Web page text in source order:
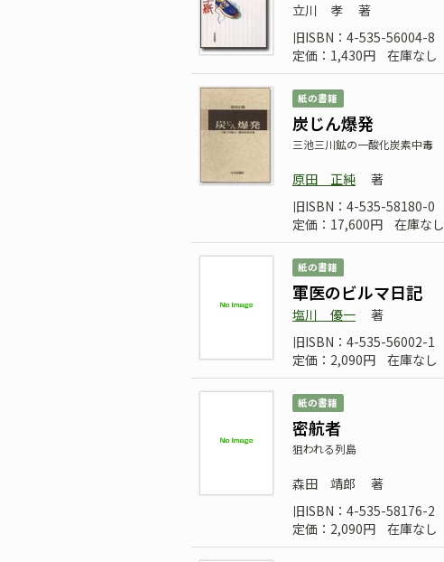
立川 孝
著
旧ISBN：4-535-56004-8
定価：1,430円
在庫なし
紙の書籍
炭じん爆発
三池三川鉱の一酸化炭素中毒
原田 正純
著
旧ISBN：4-535-58180-0
定価：17,600円
在庫なし
紙の書籍
軍医のビルマ日記
塩川 優一
著
旧ISBN：4-535-56002-1
定価：2,090円
在庫なし
紙の書籍
密航者
狙われる列島
森田 靖郎
著
旧ISBN：4-535-58176-2
定価：2,090円
在庫なし